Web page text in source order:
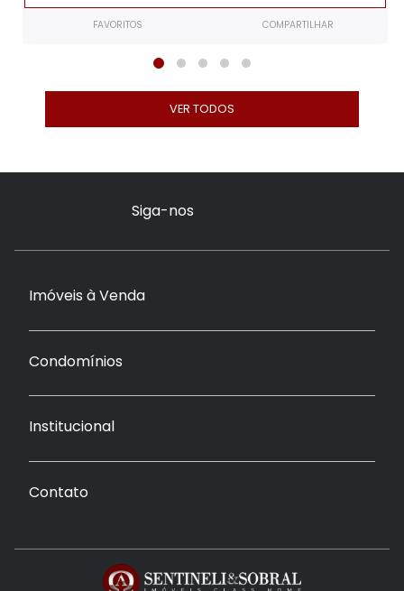
FAVORITOS COMPARTILHAR
VER TODOS
Siga-nos
Imóveis à Venda
Condomínios
Institucional
Contato